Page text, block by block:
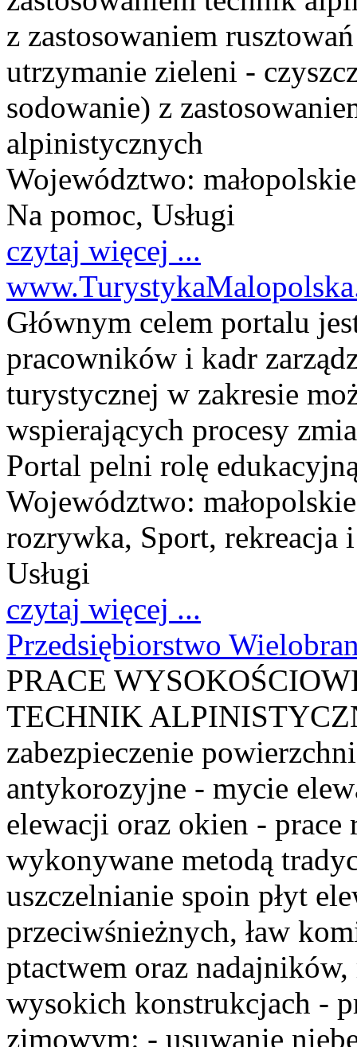
z zastosowaniem
utrzymanie zieleni -
sodowanie) z
alpinistycznych
Województwo: małopolskie
Na pomoc, Usługi
czytaj więcej ...
Głównym celem portalu
pracowników i kadr
turystycznej w zakresie
wspierających procesy
Portal pelni rolę
Województwo: małopolskie
rozrywka, Sport,
Usługi
czytaj więcej ...
Przedsiębiorstwo
PRACE
TECHNIK
zabezpieczenie
antykorozyjne - mycie
elewacji oraz okien -
wykonywane metodą
uszczelnianie spoin płyt
przeciwśnieżnych, ław
ptactwem oraz
wysokich konstrukcjach -
zimowym: - usuwanie